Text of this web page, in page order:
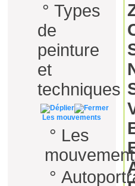
° Types
de
peinture
et
techniques
Les mouvements
° Les
°